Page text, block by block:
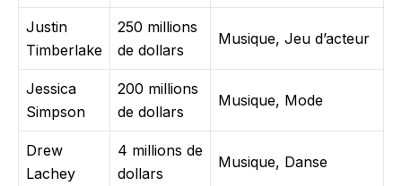
Justin
Timberlake
250 millions
de dollars
Musique, Jeu d’acteur
Jessica
Simpson
200 millions
de dollars
Musique, Mode
Drew
Lachey
4 millions de
dollars
Musique, Danse